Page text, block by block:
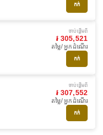
កក់
ចាប់ផ្ដើមពី
៛ 305,521
តម្លៃ/ អ្នកដំណើរ
កក់
ចាប់ផ្ដើមពី
៛ 307,552
តម្លៃ/ អ្នកដំណើរ
កក់